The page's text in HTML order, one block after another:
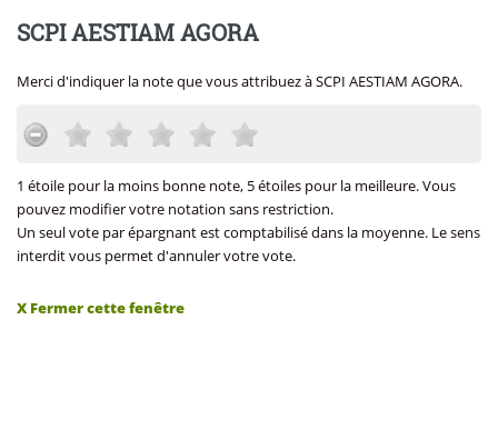
SCPI AESTIAM AGORA
Merci d'indiquer la note que vous attribuez à SCPI AESTIAM AGORA.
1 étoile pour la moins bonne note, 5 étoiles pour la meilleure. Vous
pouvez modifier votre notation sans restriction.
Un seul vote par épargnant est comptabilisé dans la moyenne. Le sens
interdit vous permet d'annuler votre vote.
X Fermer cette fenêtre